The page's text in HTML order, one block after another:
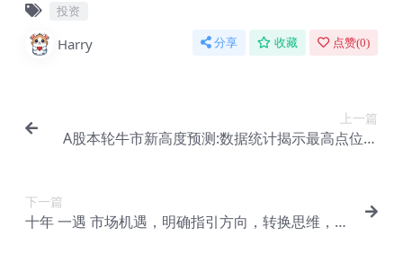
投资
Harry 分享 收藏 点赞(0)
上一篇
A股本轮牛市新高度预测:数据统计揭示最高点位，
下一篇
十年 一遇 市场机遇，明确指引方向，转换思维，坚